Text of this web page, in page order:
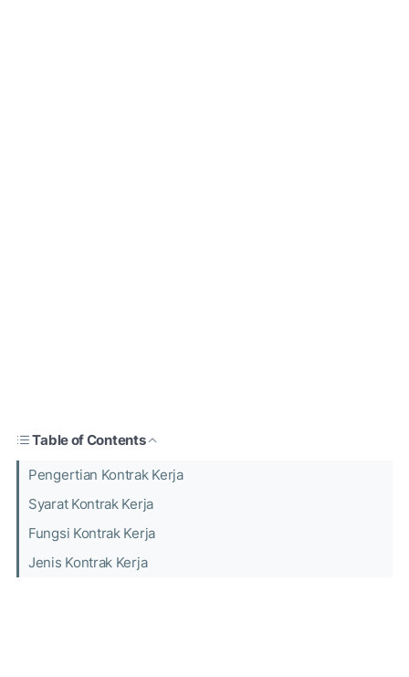
Table of Contents
Pengertian Kontrak Kerja
Syarat Kontrak Kerja
Fungsi Kontrak Kerja
Jenis Kontrak Kerja